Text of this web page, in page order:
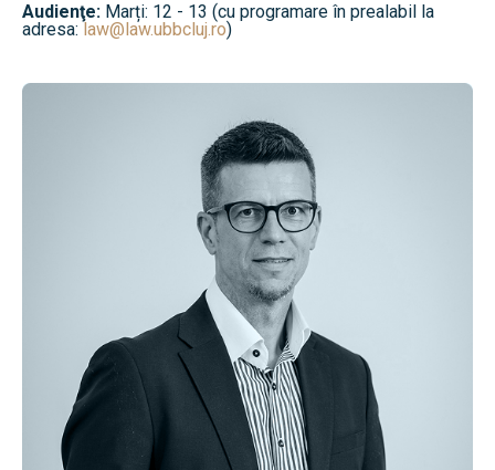
Audienţe: Marți: 12 - 13 (cu programare în prealabil la
adresa:law@law.ubbcluj.ro)